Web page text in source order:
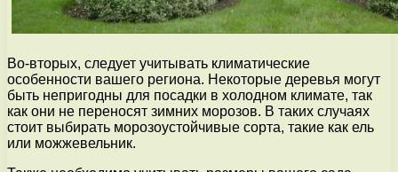
Во-вторых, следует учитывать климатические
особенности вашего региона. Некоторые деревья могут
быть непригодны для посадки в холодном климате, так
как они не переносят зимних морозов. В таких случаях
стоит выбирать морозоустойчивые сорта, такие как ель
или можжевельник.